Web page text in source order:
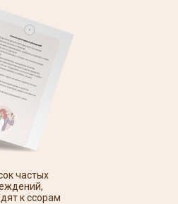
частых
к ссорам